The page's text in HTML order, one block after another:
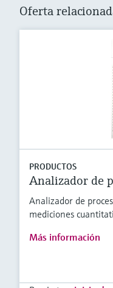
Oferta
PRODUCTOS
Analizador de
Analizador de
mediciones
Más información